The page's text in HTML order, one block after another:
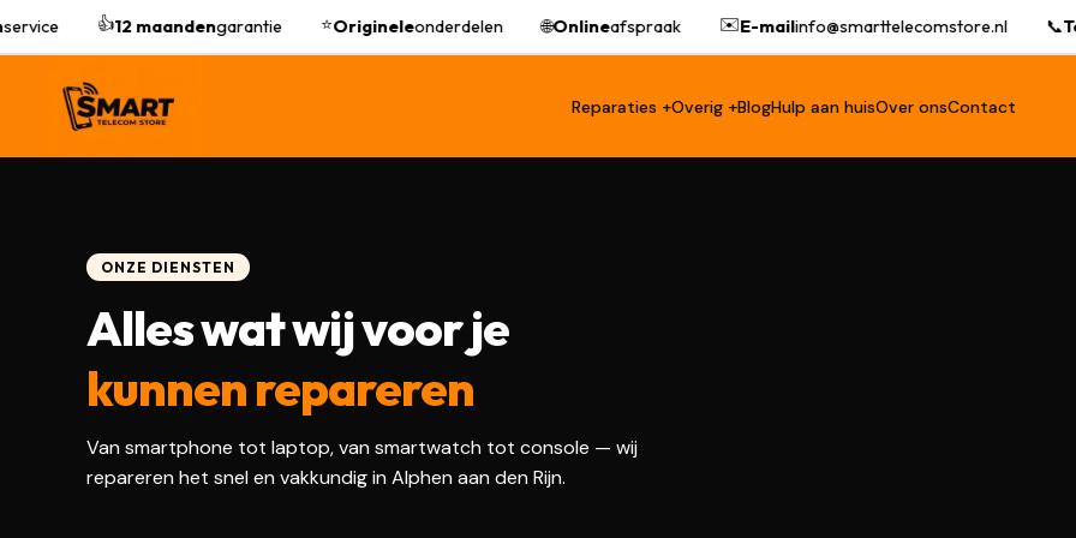
👍12 maandengarantie Origineleonderdelen Onlineafspraak ✉️E-mailinfo@smarttelecomstore.nl 📞
Reparaties +Overig +BlogHulp aan huisOver onsContact
ONZE DIENSTEN
Alles wat wij voor je
kunnen repareren
Van smartphone tot laptop, van smartwatch tot console — wij
repareren het snel en vakkundig in Alphen aan den Rijn.